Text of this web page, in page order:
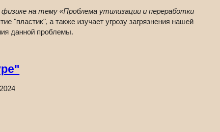
на тему «Проблема утилизации и переработки
"пластик", а также изучает угрозу загрязнения нашей
данной проблемы.